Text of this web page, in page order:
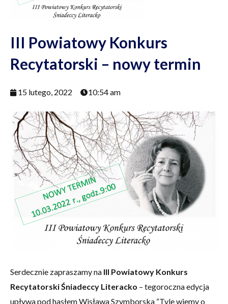
III Powiatowy Konkurs
Recytatorski – nowy termin
15 lutego, 2022 10:54 am
Serdecznie zapraszamy na III Powiatowy Konkurs
Recytatorski Śniadeccy Literacko – tegoroczna edycja
upływa pod hasłem Wisława Szymborska “Tyle wiemy o